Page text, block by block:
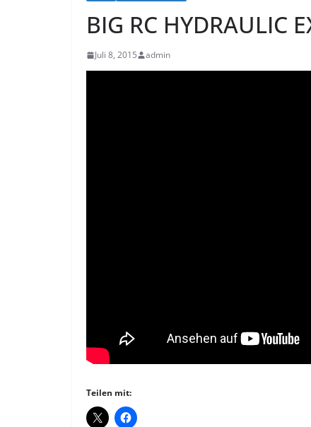
BIG RC HYDRAULIC
Juli 8, 2015 admin
Teilen mit: